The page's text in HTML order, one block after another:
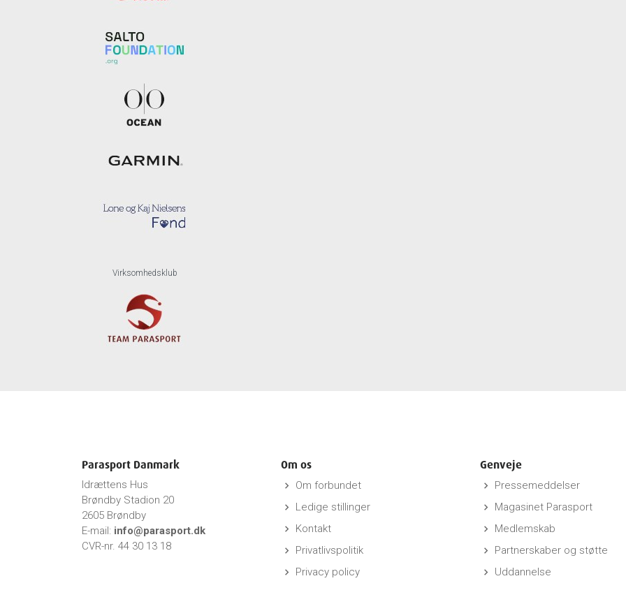
Virksomhedsklub
Parasport Danmark
Idrættens Hus
Brøndby Stadion 20
2605 Brøndby
E-mail: info@parasport.dk
CVR-nr. 44 30 13 18
Om os
keyboard_arrow_right Om forbundet
keyboard_arrow_right Ledige stillinger
keyboard_arrow_right Kontakt
keyboard_arrow_right Privatlivspolitik
keyboard_arrow_right Privacy policy
Genveje
keyboard_arrow_right Pressemeddelser
keyboard_arrow_right Magasinet Parasport
keyboard_arrow_right Medlemskab
keyboard_arrow_right Partnerskaber og støtte
keyboard_arrow_right Uddannelse